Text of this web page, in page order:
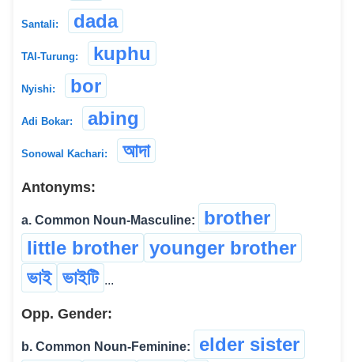
Santali: dada
TAI-Turung: kuphu
Nyishi: bor
Adi Bokar: abing
Sonowal Kachari: আদা
Antonyms:
a. Common Noun-Masculine:
brother
little brother younger brother
ভাই ভাইটি ...
Opp. Gender:
b. Common Noun-Feminine:
elder sister